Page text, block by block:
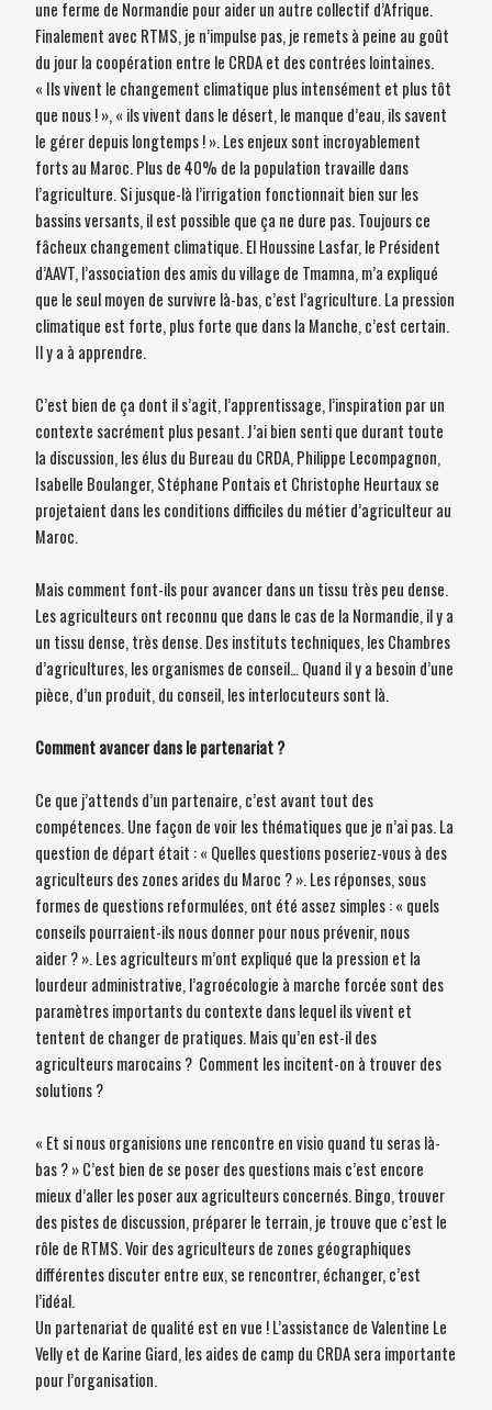
une ferme de Normandie pour aider un autre collectif d’Afrique.
Finalement avec RTMS, je n’impulse pas, je remets à peine au goût
du jour la coopération entre le CRDA et des contrées lointaines.
« Ils vivent le changement climatique plus intensément et plus tôt
que nous ! », « ils vivent dans le désert, le manque d’eau, ils savent
le gérer depuis longtemps ! ». Les enjeux sont incroyablement
forts au Maroc. Plus de 40% de la population travaille dans
l’agriculture. Si jusque-là l’irrigation fonctionnait bien sur les
bassins versants, il est possible que ça ne dure pas. Toujours ce
fâcheux changement climatique. El Houssine Lasfar, le Président
d’AAVT, l’association des amis du village de Tmamna, m’a expliqué
que le seul moyen de survivre là-bas, c’est l’agriculture. La pression
climatique est forte, plus forte que dans la Manche, c’est certain.
Il y a à apprendre.
C’est bien de ça dont il s’agit, l’apprentissage, l’inspiration par un
contexte sacrément plus pesant. J’ai bien senti que durant toute
la discussion, les élus du Bureau du CRDA, Philippe Lecompagnon,
Isabelle Boulanger, Stéphane Pontais et Christophe Heurtaux se
projetaient dans les conditions difficiles du métier d’agriculteur au
Maroc.
Mais comment font-ils pour avancer dans un tissu très peu dense.
Les agriculteurs ont reconnu que dans le cas de la Normandie, il y a
un tissu dense, très dense. Des instituts techniques, les Chambres
d’agricultures, les organismes de conseil… Quand il y a besoin d’une
pièce, d’un produit, du conseil, les interlocuteurs sont là.
Comment avancer dans le partenariat ?
Ce que j’attends d’un partenaire, c’est avant tout des
compétences. Une façon de voir les thématiques que je n’ai pas. La
question de départ était : « Quelles questions poseriez-vous à des
agriculteurs des zones arides du Maroc ? ». Les réponses, sous
formes de questions reformulées, ont été assez simples : « quels
conseils pourraient-ils nous donner pour nous prévenir, nous
aider ? ». Les agriculteurs m’ont expliqué que la pression et la
lourdeur administrative, l’agroécologie à marche forcée sont des
paramètres importants du contexte dans lequel ils vivent et
tentent de changer de pratiques. Mais qu’en est-il des
agriculteurs marocains ? Comment les incitent-on à trouver des
solutions ?
« Et si nous organisions une rencontre en visio quand tu seras là-
bas ? » C’est bien de se poser des questions mais c’est encore
mieux d’aller les poser aux agriculteurs concernés. Bingo, trouver
des pistes de discussion, préparer le terrain, je trouve que c’est le
rôle de RTMS. Voir des agriculteurs de zones géographiques
différentes discuter entre eux, se rencontrer, échanger, c’est
l’idéal.
Un partenariat de qualité est en vue ! L’assistance de Valentine Le
Velly et de Karine Giard, les aides de camp du CRDA sera importante
pour l’organisation.